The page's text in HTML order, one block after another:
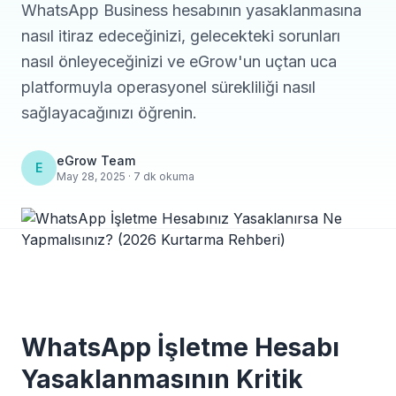
WhatsApp Business hesabının yasaklanmasına
nasıl itiraz edeceğinizi, gelecekteki sorunları
nasıl önleyeceğinizi ve eGrow'un uçtan uca
platformuyla operasyonel sürekliliği nasıl
sağlayacağınızı öğrenin.
E eGrow Team
May 28, 2025 · 7 dk okuma
WhatsApp İşletme Hesabı
Yasaklanmasının Kritik